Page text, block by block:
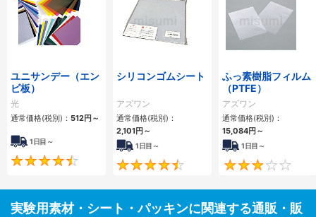
ユニサンデー（エン
ビ板）
光
通常価格(税別)： 512円～
1日目～
4.4
シリコンゴムシート
アズワン
通常価格(税別)：
2,101円～
1日目～
4.5
ふっ素樹脂フィルム
（PTFE）
アズワン
通常価格(税別)：
15,084円～
1日目～
実験用素材・シート・パッキンに関連する通販・販